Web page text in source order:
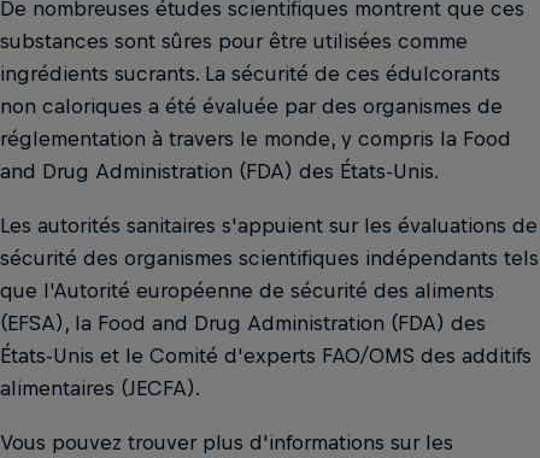
De nombreuses études scientifiques montrent que ces
substances sont sûres pour être utilisées comme
ingrédients sucrants. La sécurité de ces édulcorants
non caloriques a été évaluée par des organismes de
réglementation à travers le monde, y compris la Food
and Drug Administration (FDA) des États-Unis.
Les autorités sanitaires s'appuient sur les évaluations de
sécurité des organismes scientifiques indépendants tels
que l'Autorité européenne de sécurité des aliments
(EFSA), la Food and Drug Administration (FDA) des
États-Unis et le Comité d'experts FAO/OMS des additifs
alimentaires (JECFA).
Vous pouvez trouver plus d'informations sur les